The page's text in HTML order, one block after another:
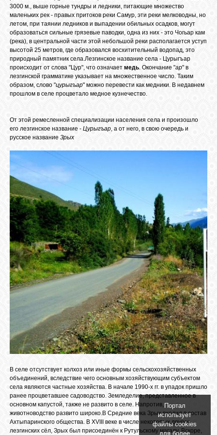
ОБЪЯВЛЕНИЯ
ВОПРОСЫ /
ОТВЕТЫ
КОНТАКТЫ
ВХОД
VK
GOOGLE+
TWITTER
FACEBOOK
3000 м., выше горные тундры и ледники, питающие множество
маленьких рек - правых притоков реки Самур, эти реки мелководны, но
летом, при таянии ледников и выпадении обильных осадков, могут
образоваться сильные грязевые паводки, одна из них - это Чогьар кам
(река), в центральной части этой небольшой реки располагается уступ
высотой 25 метров, где образовался восхитительный водопад, это
природный памятник села.Лезгинское название села - Цурыгъар
происходит от слова "Цур", что означает медь. Окончание "ар" в
лезгинской грамматике указывает на множественное число. Таким
образом, слово "цурыгъар" можно перевести как медники. В недавнем
прошлом в селе процветало медное кузнечество.
От этой ремесленной специализации населения села и произошло
его лезгинское название - Цурыгъар, а от него, в свою очередь и
русское название Зрых
В селе отсутствует колхоз или иные формы сельскохозяйственных
объединений, вследствие чего основным хозяйствующим субъектом
села являются частные хозяйства. В начале 1990-х гг. в упадок пришло
ранее процветавшее садоводство. Земледелие, представленное в
основном капустой, также не развито в селе. Напротив,
животноводство развито широко.В Средние века Зрых входил в состав
Ахтыпаринского общества. В XVIIІ веке в числе некоторых других
лезгинских сёл, Зрых был присоединён к Рутульскому магалу. Вскоре,
Портал
использует
файлы cookies
для более